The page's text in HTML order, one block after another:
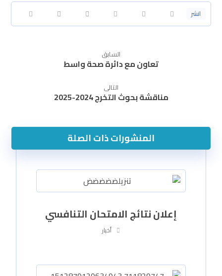
السابق
تعاون مع دائرة صحة واسط
التالى
مناقشة بحوث التخرج 2024-2025
المنشورات ذات الصلة
إعلان نتائج الامتحان التنافسي
أخبار